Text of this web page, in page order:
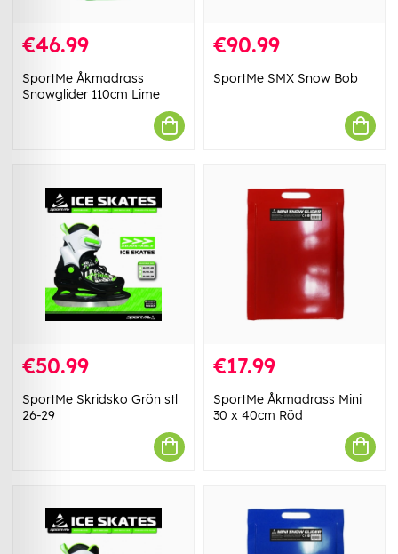
€46.99
SportMe Åkmadrass
Snowglider 110cm Lime
€90.99
SportMe SMX Snow Bob
€50.99
SportMe Skridsko Grön stl
26-29
€17.99
SportMe Åkmadrass Mini
30 x 40cm Röd